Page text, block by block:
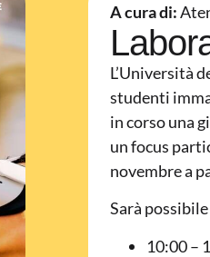
A cura di:
L’Università
studenti
in corso una
un focus
novembre a
Sarà
10:00 –